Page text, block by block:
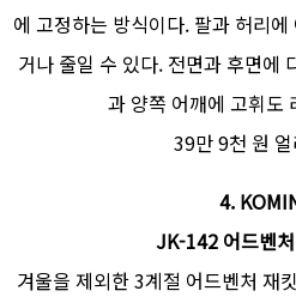
에 고정하는 방식이다. 팔과 허리
거나 줄일 수 있다. 전면과 후면에
과 양쪽 어깨에 고휘도
39만 9천 원
4.
JK-142 어드벤
겨울을 제외한 3계절 어드벤처 재